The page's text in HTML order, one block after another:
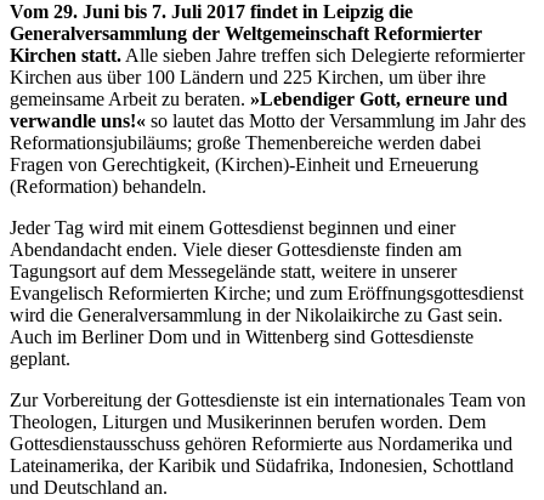
Vom 29. Juni bis 7. Juli 2017 findet in Leipzig die
Generalversammlung der Weltgemeinschaft Reformierter
Kirchen statt.Alle sieben Jahre treffen sich Delegierte reformierter
Kirchen aus über 100 Ländern und 225 Kirchen, um über ihre
gemeinsame Arbeit zu beraten. »Lebendiger Gott, erneure und
verwandle uns!« so lautet das Motto der Versammlung im Jahr des
Reformationsjubiläums; große Themenbereiche werden dabei
Fragen von Gerechtigkeit, (Kirchen)-Einheit und Erneuerung
(Reformation) behandeln.
Jeder Tag wird mit einem Gottesdienst beginnen und einer
Abendandacht enden. Viele dieser Gottesdienste finden am
Tagungsort auf dem Messegelände statt, weitere in unserer
Evangelisch Reformierten Kirche; und zum Eröffnungsgottesdienst
wird die Generalversammlung in der Nikolaikirche zu Gast sein.
Auch im Berliner Dom und in Wittenberg sind Gottesdienste
geplant.
Zur Vorbereitung der Gottesdienste ist ein internationales Team von
Theologen, Liturgen und Musikerinnen berufen worden. Dem
Gottesdienstausschuss gehören Reformierte aus Nordamerika und
Lateinamerika, der Karibik und Südafrika, Indonesien, Schottland
und Deutschland an.